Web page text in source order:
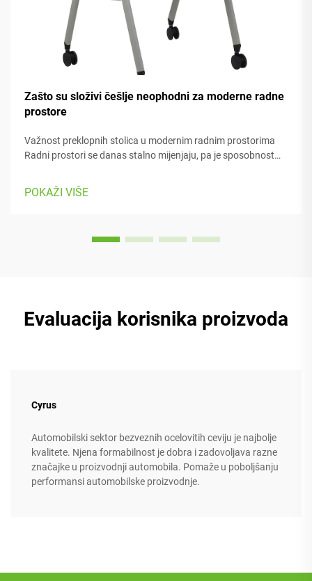
Zašto su složivi češlje neophodni za moderne radne
prostore
Važnost preklopnih stolica u modernim radnim prostorima
Radni prostori se danas stalno mijenjaju, pa je sposobnost
premještanje stvari kad god moramo prelaziti s jednog
zadatka na drugi ili prilagoditi prostor...
POKAŽI VIŠE
Evaluacija korisnika proizvoda
Cyrus
Automobilski sektor bezveznih ocelovitih ceviju je najbolje
kvalitete. Njena formabilnost je dobra i zadovoljava razne
značajke u proizvodnji automobila. Pomaže u poboljšanju
performansi automobilske proizvodnje.